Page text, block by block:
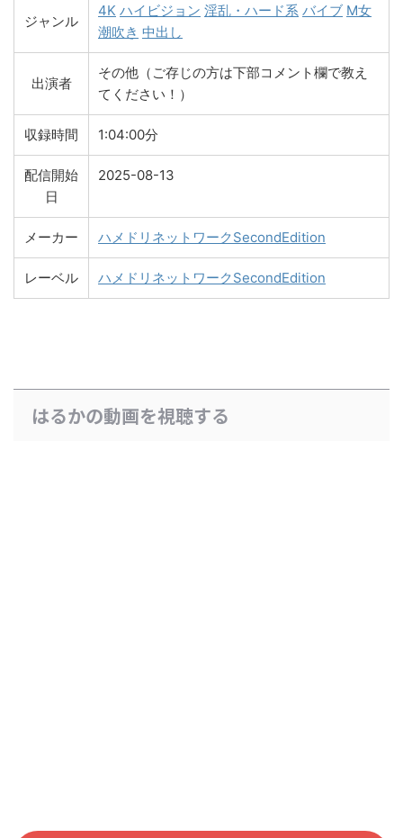
ジャンル
4K ハイビジョン 淫乱・ハード系 バイブ M女
潮吹き 中出し
出演者
その他（ご存じの方は下部コメント欄で教え
てください！）
収録時間 1:04:00分
配信開始
日
2025-08-13
メーカー ハメドリネットワークSecondEdition
レーベル ハメドリネットワークSecondEdition
はるかの動画を視聴する